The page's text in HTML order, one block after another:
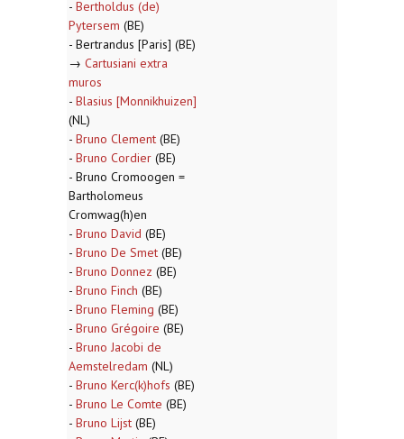
- Bertholdus (de)
Pytersem (BE)
- Bertrandus [Paris] (BE)
→ Cartusiani extra
muros
- Blasius [Monnikhuizen]
(NL)
- Bruno Clement (BE)
- Bruno Cordier (BE)
- Bruno Cromoogen =
Bartholomeus
Cromwag(h)en
- Bruno David (BE)
- Bruno De Smet (BE)
- Bruno Donnez (BE)
- Bruno Finch (BE)
- Bruno Fleming (BE)
- Bruno Grégoire (BE)
- Bruno Jacobi de
Aemstelredam (NL)
- Bruno Kerc(k)hofs (BE)
- Bruno Le Comte (BE)
- Bruno Lijst (BE)